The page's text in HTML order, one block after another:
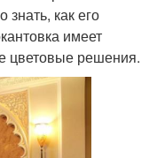
как его
имеет
цветовые решения.